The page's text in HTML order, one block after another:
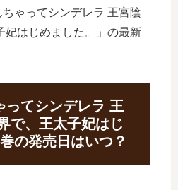
ゃってシンデレラ 王宮陰
妃はじめました。」の最新
ってシンデレラ 王
で、王太子妃はじ
の発売日はいつ？